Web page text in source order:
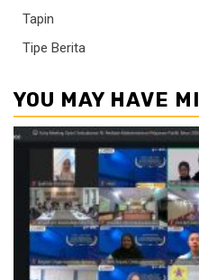
Tapin
Tipe Berita
YOU MAY HAVE